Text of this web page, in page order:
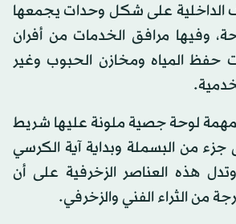
الداخلية على شكل وحدات يجمعها
وفيها مرافق الخدمات من أفران
حفظ المياه ومخازن الحبوب وغير
لوحة جصية ملونة عليها شريط
من البسملة وبداية آية الكرسي
هذه العناصر الزخرفية على أن
من الثراء الفني والزخرفي.